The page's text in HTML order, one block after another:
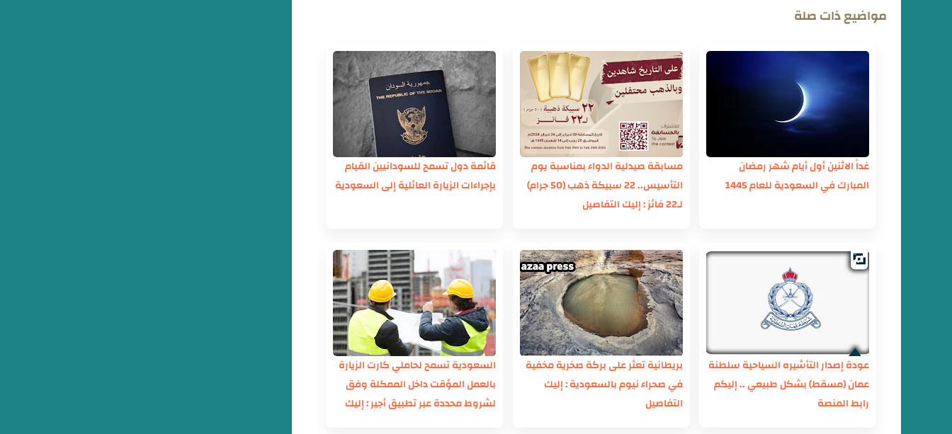
مواضيع ذات صلة
غداً الاثنين أول أيام شهر رمضان
المبارك في السعودية للعام 1445
مسابقة صيدلية الدواء بمناسبة يوم
التأسيس.. 22 سبيكة ذهب (50 جرام)
لـ22 فائز : إليك التفاصيل
قائمة دول تسمح للسودانيين القيام
بإجراءات الزيارة العائلية إلى السعودية
عودة إصدار التأشيره السياحية سلطنة
عمان (مسقط) بشكل طبيعي .. إليكم
رابط المنصة
بريطانية تعثر على بركة صخرية مخفية
في صحراء نيوم بالسعودية : إليك
التفاصيل
السعودية تسمح لحاملي كارت الزيارة
بالعمل المؤقت داخل الممكلة وفق
لشروط محددة عبر تطبيق أجير : إليك